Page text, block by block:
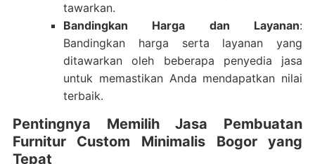
tawarkan.
Bandingkan Harga dan Layanan:
Bandingkan harga serta layanan yang
ditawarkan oleh beberapa penyedia jasa
untuk memastikan Anda mendapatkan nilai
terbaik.
Pentingnya Memilih Jasa Pembuatan
Furnitur Custom Minimalis Bogor yang
Tepat